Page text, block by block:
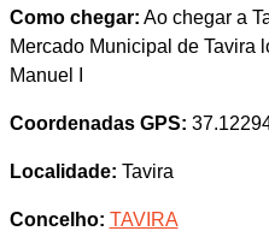
Como chegar: Ao chegar a
Mercado Municipal de Tavira
Manuel I
Coordenadas GPS:
Localidade: Tavira
Concelho: TAVIRA